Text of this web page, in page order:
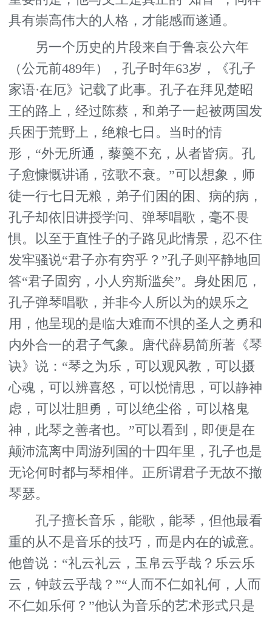
具有崇高伟大的人格，才能感而遂通。
另一个历史的片段来自于鲁哀公六年
（公元前489年），孔子时年63岁，《孔子
家语·在厄》记载了此事。孔子在拜见楚昭
王的路上，经过陈蔡，和弟子一起被两国发
兵困于荒野上，绝粮七日。当时的情
形，“外无所通，藜羹不充，从者皆病。孔
子愈慷慨讲诵，弦歌不衰。”可以想象，师
徒一行七日无粮，弟子们困的困、病的病，
孔子却依旧讲授学问、弹琴唱歌，毫不畏
惧。以至于直性子的子路见此情景，忍不住
发牢骚说“君子亦有穷乎？”孔子则平静地回
答“君子固穷，小人穷斯滥矣”。身处困厄，
孔子弹琴唱歌，并非今人所以为的娱乐之
用，他呈现的是临大难而不惧的圣人之勇和
内外合一的君子气象。唐代薛易简所著《琴
诀》说：“琴之为乐，可以观风教，可以摄
心魂，可以辨喜怒，可以悦情思，可以静神
虑，可以壮胆勇，可以绝尘俗，可以格鬼
神，此琴之善者也。”可以看到，即便是在
颠沛流离中周游列国的十四年里，孔子也是
无论何时都与琴相伴。正所谓君子无故不撤
琴瑟。
孔子擅长音乐，能歌，能琴，但他最看
重的从不是音乐的技巧，而是内在的诚意。
他曾说：“礼云礼云，玉帛云乎哉？乐云乐
云，钟鼓云乎哉？”“人而不仁如礼何，人而
不仁如乐何？”他认为音乐的艺术形式只是